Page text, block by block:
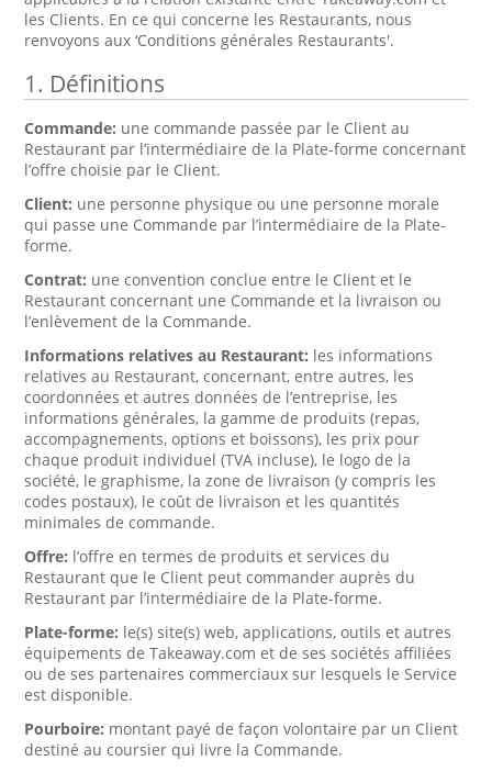
les Clients. En ce qui concerne les Restaurants, nous
renvoyons aux ‘Conditions générales Restaurants'.
1. Définitions
Commande: une commande passée par le Client au
Restaurant par l’intermédiaire de la Plate-forme concernant
l’offre choisie par le Client.
Client: une personne physique ou une personne morale
qui passe une Commande par l’intermédiaire de la Plate-
forme.
Contrat: une convention conclue entre le Client et le
Restaurant concernant une Commande et la livraison ou
l’enlèvement de la Commande.
Informations relatives au Restaurant: les informations
relatives au Restaurant, concernant, entre autres, les
coordonnées et autres données de l’entreprise, les
informations générales, la gamme de produits (repas,
accompagnements, options et boissons), les prix pour
chaque produit individuel (TVA incluse), le logo de la
société, le graphisme, la zone de livraison (y compris les
codes postaux), le coût de livraison et les quantités
minimales de commande.
Offre: l’offre en termes de produits et services du
Restaurant que le Client peut commander auprès du
Restaurant par l’intermédiaire de la Plate-forme.
Plate-forme: le(s) site(s) web, applications, outils et autres
équipements de Takeaway.com et de ses sociétés affiliées
ou de ses partenaires commerciaux sur lesquels le Service
est disponible.
Pourboire: montant payé de façon volontaire par un Client
destiné au coursier qui livre la Commande.